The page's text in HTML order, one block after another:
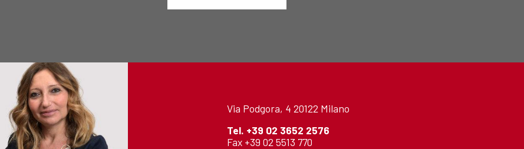
Via Podgora, 4 20122 Milano
Tel. +39 02 3652 2576
Fax +39 02 5513 770